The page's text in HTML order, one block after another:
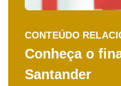
CONTEÚDO
Conheça o
Santander